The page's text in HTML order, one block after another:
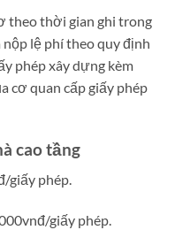
theo thời gian ghi trong
lệ phí theo quy định
phép xây dựng kèm
cơ quan cấp giấy phép
cao tầng
giấy phép.
giấy phép.